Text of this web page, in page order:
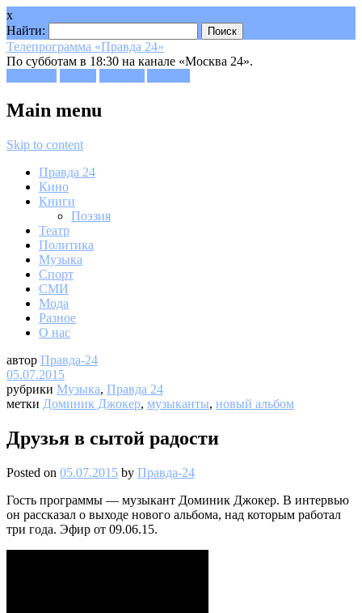
x
Найти:
Телепрограмма «Правда 24»
По субботам в 18:30 на канале «Москва 24».
Main menu
Skip to content
Правда 24
Кино
Книги
Поэзия
Театр
Политика
Музыка
Спорт
СМИ
Мода
Разное
О нас
автор Правда-24
05.07.2015
рубрики Музыка, Правда 24
метки Доминик Джокер, музыканты, новый альбом
Друзья в сытой радости
Posted on 05.07.2015 by Правда-24
Гость программы — музыкант Доминик Джокер. В интервью
он рассказал о выходе нового альбома, над которым работал
три года. Эфир от 09.06.15.